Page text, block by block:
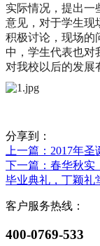
实际情况，提出一
意见，对于学生现
积极讨论，现场的
中，学生代表也对
对我校以后的发展
分享到：
上一篇 ：2017年
下一篇 ：春华秋
毕业典礼，丁颖礼
客户服务热线：
400-0769-533